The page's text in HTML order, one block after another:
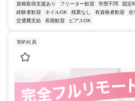
資格取得支援あり
フリーター歓迎 学歴不問 固定
経験者歓迎
ネイルOK 残業なし 有資格者歓迎 在
交通費支給
長期歓迎 ピアスOK
契約社員